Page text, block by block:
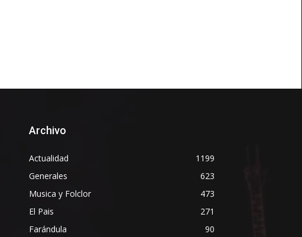
Archivo
Actualidad
1199
Generales
623
Musica y Folclor
473
El Pais
271
Farándula
90